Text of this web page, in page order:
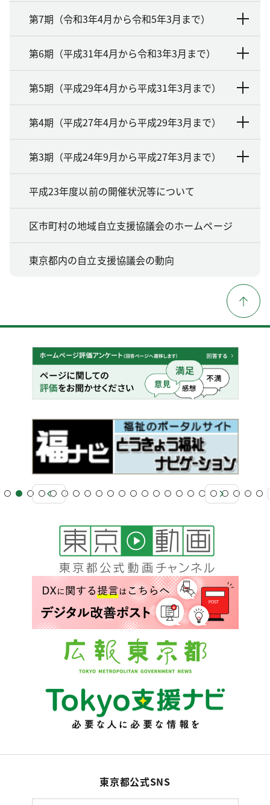
第7期（令和3年4月から令和5年3月まで）
第6期（平成31年4月から令和3年3月まで）
第5期（平成29年4月から平成31年3月まで）
第4期（平成27年4月から平成29年3月まで）
第3期（平成24年9月から平成27年3月まで）
平成23年度以前の開催状況等について
区市町村の地域自立支援協議会のホームページ
東京都内の自立支援協議会の動向
東京都公式SNS